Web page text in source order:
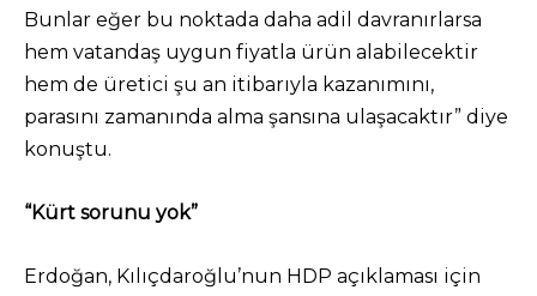
Bunlar eğer bu noktada daha adil davranırlarsa
hem vatandaş uygun fiyatla ürün alabilecektir
hem de üretici şu an itibarıyla kazanımını,
parasını zamanında alma şansına ulaşacaktır” diye
konuştu.
“Kürt sorunu yok”
Erdoğan, Kılıçdaroğlu’nun HDP açıklaması için